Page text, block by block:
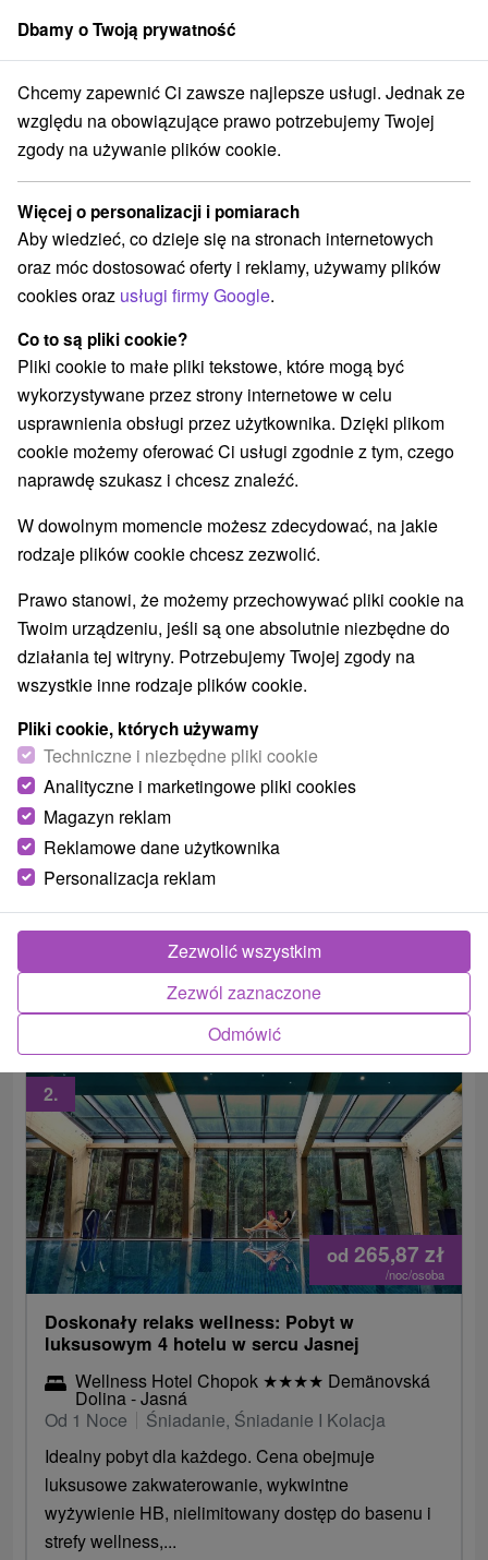
członek grupySorger
Specjalne oferty na Słowacji Halloween pozostaje Liptów
Halloween pozostaje Liptów
Kategorie
Wszystkie kategorie
Pobyty z rabatem(27)
Wellness pobyty(32) Wyjazdy weekendowe
Romantyczne wypady
Wakacje rodzinne(34)
Wybierz lokalizację lub datę
Najlepiej sprzedające
1.
Urlop wellness w Dolinie Jańskiej oferujący
połączenie tradycji i nowoczesnej gastronomii
Hotel Strachanovka★★★Liptovský Ján
Od 1 Noce
Śniadanie, Śniadanie I Kolacja
Zakwaterowanie na Liptowie z elastycznymi
posiłkami, drinkiem powitalnym i codziennym
wstępem do centrum odnowy biologicznej
Rusnácka Baňa.
od 265,87 zł
/noc/osoba
2.
Doskonały relaks wellness: Pobyt w
luksusowym 4 hotelu w sercu Jasnej
Wellness Hotel Chopok ★★★★ Demänovská
Dolina - Jasná
Od 1 Noce
Śniadanie, Śniadanie I Kolacja
Idealny pobyt dla każdego. Cena obejmuje
luksusowe zakwaterowanie, wykwintne
wyżywienie HB, nielimitowany dostęp do basenu i
strefy wellness,...
Dbamy o Twoją prywatność
Chcemy zapewnić Ci zawsze najlepsze usługi. Jednak ze
względu na obowiązujące prawo potrzebujemy Twojej
zgody na używanie plików cookie.
Więcej o personalizacji i pomiarach
Aby wiedzieć, co dzieje się na stronach internetowych
oraz móc dostosować oferty i reklamy, używamy plików
cookies oraz usługi firmy Google.
Co to są pliki cookie?
Pliki cookie to małe pliki tekstowe, które mogą być
wykorzystywane przez strony internetowe w celu
usprawnienia obsługi przez użytkownika. Dzięki plikom
cookie możemy oferować Ci usługi zgodnie z tym, czego
naprawdę szukasz i chcesz znaleźć.
W dowolnym momencie możesz zdecydować, na jakie
rodzaje plików cookie chcesz zezwolić.
Prawo stanowi, że możemy przechowywać pliki cookie na
Twoim urządzeniu, jeśli są one absolutnie niezbędne do
działania tej witryny. Potrzebujemy Twojej zgody na
wszystkie inne rodzaje plików cookie.
Pliki cookie, których używamy
Techniczne i niezbędne pliki cookie
Analityczne i marketingowe pliki cookies
Magazyn reklam
Reklamowe dane użytkownika
Personalizacja reklam
Odmówić
Zezwól zaznaczone
Zezwolić wszystkim